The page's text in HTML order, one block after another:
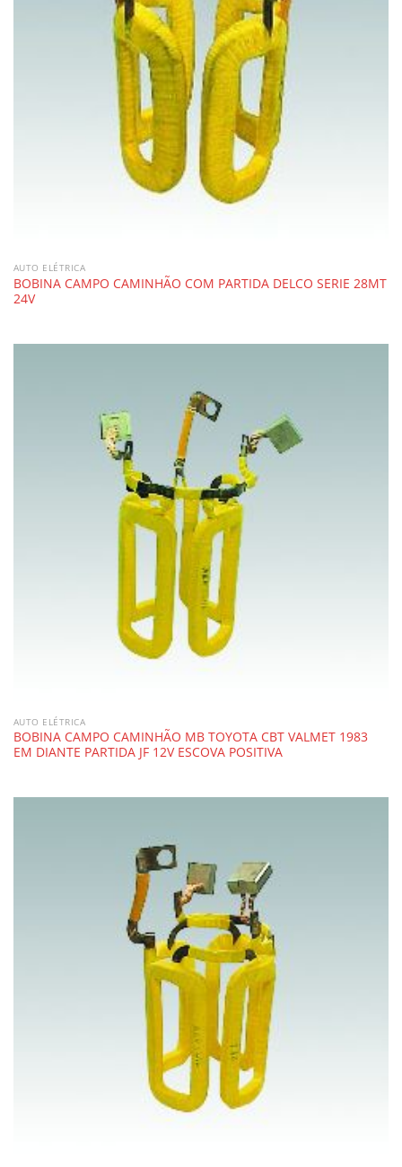
AUTO ELÉTRICA
BOBINA CAMPO CAMINHÃO COM PARTIDA DELCO SERIE 28MT
24V
AUTO ELÉTRICA
BOBINA CAMPO CAMINHÃO MB TOYOTA CBT VALMET 1983
EM DIANTE PARTIDA JF 12V ESCOVA POSITIVA